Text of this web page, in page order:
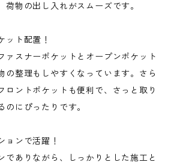
荷物の出し入れがスムーズです。
ト配置！
ァスナーポケットとオープンポケット
の整理もしやすくなっています。さら
ロントポケットも便利で、さっと取り
にぴったりです。
ンで活躍！
でありながら、しっかりとした施工と